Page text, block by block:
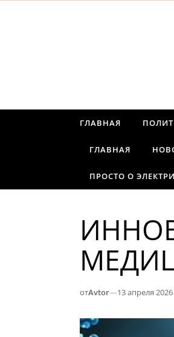
ГЛАВНАЯ
ГЛАВНАЯ
ПРОСТО О
отAvtor—13 апреля 2026